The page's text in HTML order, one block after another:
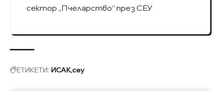
сектор „Пчеларство“ през СЕУ
ЕТИКЕТИ: ИСАКсеу